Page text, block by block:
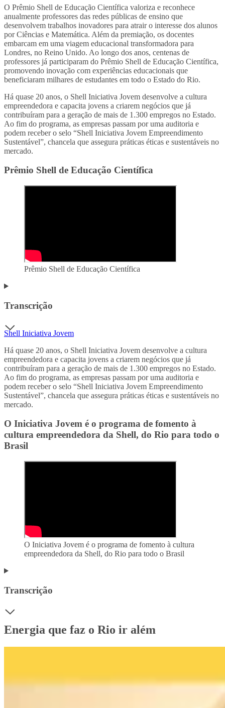
O Prêmio Shell de Educação Científica valoriza e reconhece
anualmente professores das redes públicas de ensino que
desenvolvem trabalhos inovadores para atrair o interesse dos alunos
por Ciências e Matemática. Além da premiação, os docentes
embarcam em uma viagem educacional transformadora para
Londres, no Reino Unido. Ao longo dos anos, centenas de
professores já participaram do Prêmio Shell de Educação Científica,
promovendo inovação com experiências educacionais que
beneficiaram milhares de estudantes em todo o Estado do Rio.
Há quase 20 anos, o Shell Iniciativa Jovem desenvolve a cultura
empreendedora e capacita jovens a criarem negócios que já
contribuíram para a geração de mais de 1.300 empregos no Estado.
Ao fim do programa, as empresas passam por uma auditoria e
podem receber o selo “Shell Iniciativa Jovem Empreendimento
Sustentável”, chancela que assegura práticas éticas e sustentáveis no
mercado.
Prêmio Shell de Educação Científica
Prêmio Shell de Educação Científica
Transcrição
Shell Iniciativa Jovem
Há quase 20 anos, o Shell Iniciativa Jovem desenvolve a cultura
empreendedora e capacita jovens a criarem negócios que já
contribuíram para a geração de mais de 1.300 empregos no Estado.
Ao fim do programa, as empresas passam por uma auditoria e
podem receber o selo “Shell Iniciativa Jovem Empreendimento
Sustentável”, chancela que assegura práticas éticas e sustentáveis no
mercado.
O Iniciativa Jovem é o programa de fomento à
cultura empreendedora da Shell, do Rio para todo o
Brasil
O Iniciativa Jovem é o programa de fomento à cultura
empreendedora da Shell, do Rio para todo o Brasil
Transcrição
Energia que faz o Rio ir além